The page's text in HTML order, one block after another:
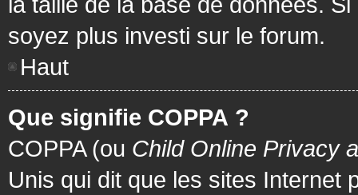
soyez plus investi sur le forum.
Haut
Que signifie COPPA ?
COPPA (ou Child Online Privacy
Unis qui dit que les sites Internet